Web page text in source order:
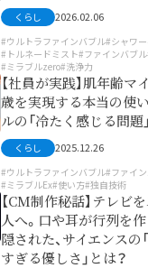
くらし 2026.02.06
ウルトラファインバブル シャワ
トルネードミスト ファインバブル
ミラブルzero 洗浄力
【社員が実践】肌年齢マ
歳を実現する本当の使
ルの「冷たく感じる問題
くらし 2025.12.26
ウルトラファインバブル ファイ
ミラブルEx 使い方 独自技術
【CM制作秘話】テレビ
人へ。口や耳が行列を
隠された、サイエンスの
すぎる優しさ」とは？